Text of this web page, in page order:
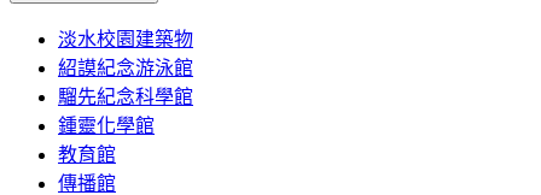
淡水校園建築物
紹謨紀念游泳館
騮先紀念科學館
鍾靈化學館
教育館
傳播館